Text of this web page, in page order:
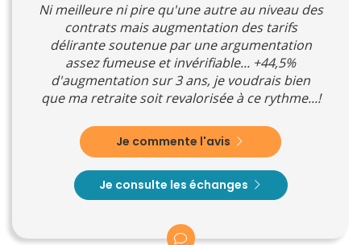
Ni meilleure ni pire qu'une autre au niveau des
contrats mais augmentation des tarifs
délirante soutenue par une argumentation
assez fumeuse et invérifiable... +44,5%
d'augmentation sur 3 ans, je voudrais bien
que ma retraite soit revalorisée à ce rythme...!
Je commente l'avis
Je consulte les échanges